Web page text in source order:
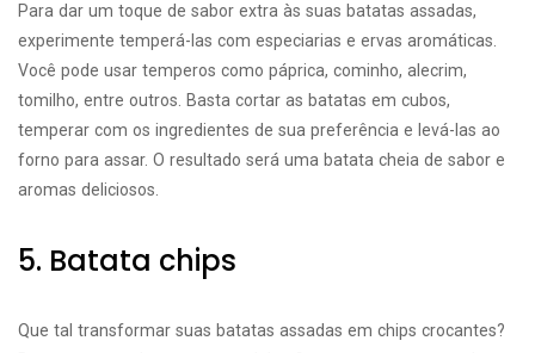
Para dar um toque de sabor extra às suas batatas assadas,
experimente temperá-las com especiarias e ervas aromáticas.
Você pode usar temperos como páprica, cominho, alecrim,
tomilho, entre outros. Basta cortar as batatas em cubos,
temperar com os ingredientes de sua preferência e levá-las ao
forno para assar. O resultado será uma batata cheia de sabor e
aromas deliciosos.
5. Batata chips
Que tal transformar suas batatas assadas em chips crocantes?